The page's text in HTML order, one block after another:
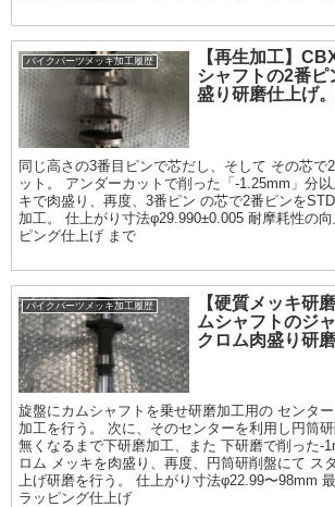
バイクパーツメッキ加工履歴
【再生加工】
シャフトの2番ピ
盛り研磨仕上げ
同じ高さの3番目ピンで芯だし、そして その芯で
ット。 アンダーカットで削った「-1.25mm」分
キで肉盛り、再度、3番ピン の芯で2番ピンを
加工。 仕上がり寸法φ29.990±0.005 耐摩耗性の
ピング仕上げ まで
バイクパーツメッキ加工履歴
【硬質メッキ研
ムシャフトのジ
クロム肉盛り研
旋盤にカムシャフトを乗せ研磨加工用の センタ
加工を行う。 次に、そのセンターを利用し円筒
無くなるまで下研磨加工、また 下研磨で削った-
ロム メッキを肉盛り、再度、円筒研削盤にて ス
上げ研磨を行う。 仕上がり寸法φ22.99〜98mm
ラッピング仕上げ